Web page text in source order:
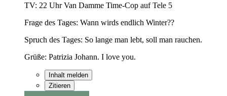
TV: 22 Uhr Van Damme Time-Cop auf Tele 5
Frage des Tages: Wann wirds endlich Winter??
Spruch des Tages: So lange man lebt, soll man rauchen.
Grüße: Patrizia Johann. I love you.
Inhalt melden
Zitieren